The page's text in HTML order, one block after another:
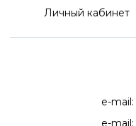
Личный кабинет
e-mail:
e-mail: